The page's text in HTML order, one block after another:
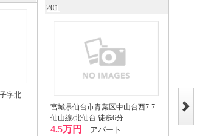
宮城県仙台市青葉区上愛子字北原道上19-5
201
宮城県仙台市青葉区中山台西7-7
仙山線/北仙台 徒歩6分
4.5万円 ｜アパート
仙